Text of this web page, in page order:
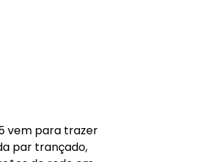
vem para trazer
par trançado,